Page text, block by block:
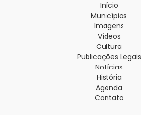
Início
Municípios
Imagens
Vídeos
Cultura
Publicações Legais
Notícias
História
Agenda
Contato